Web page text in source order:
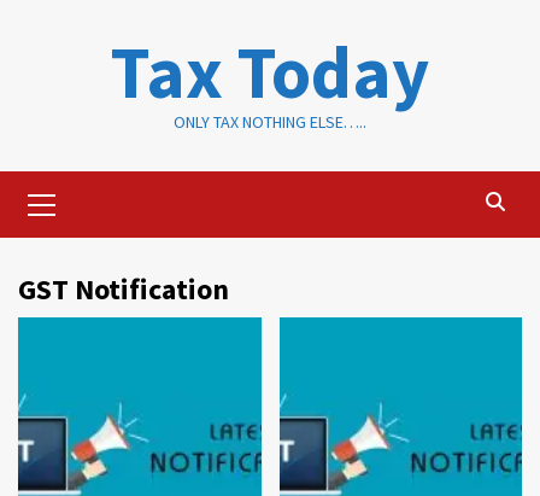
Tax Today
ONLY TAX NOTHING ELSE…..
Menu
GST Notification